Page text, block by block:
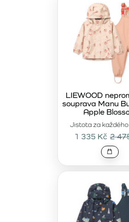
spolehlivě chrání před deštěm i
jsou navrženy tak, aby
pohodlí a přirozenou volnost
Nepromokavé sety LIEWOOD
do školky, podzimní procházky,
přírody. Kombinace bundy a
ochranu před vlhkostí, zatímco
umožňují pohyb bez omezení.
zapínání zaručují spolehlivost i při
Prémiové nepromokavé sety
rodinám, které nechtějí dělat
funkčností a designem.
odolného oblečení, které si
častém nošení a vydrží více než
vzhled umožňuje snadné
kolekce LIEWOOD, aby byl každý
Jistota za
LIEWOOD
souprava Manu
Apple
1 335 Kč 2